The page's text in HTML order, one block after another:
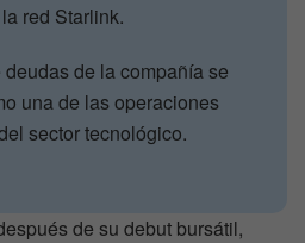
red Starlink.
de la compañía se
una de las operaciones
sector tecnológico.
de su debut bursátil,